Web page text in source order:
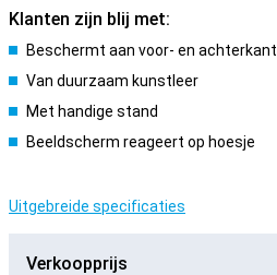
Klanten zijn blij met:
Beschermt aan voor- en achterkant
Van duurzaam kunstleer
Met handige stand
Beeldscherm reageert op hoesje
Uitgebreide specificaties
Verkoopprijs